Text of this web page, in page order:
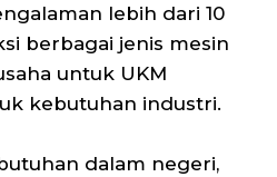
lebih dari 10
berbagai jenis mesin
untuk UKM
kebutuhan industri.
dalam negeri,